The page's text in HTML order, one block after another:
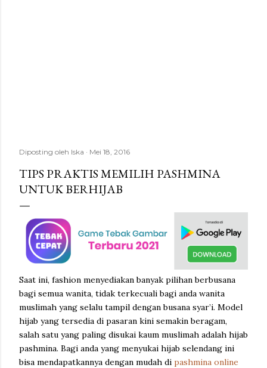
Diposting oleh Iska Mei 18, 2016
TIPS PRAKTIS MEMILIH PASHMINA
UNTUK BERHIJAB
Saat ini, fashion menyediakan banyak pilihan berbusana
bagi semua wanita, tidak terkecuali bagi anda wanita
muslimah yang selalu tampil dengan busana syar’i. Model
hijab yang tersedia di pasaran kini semakin beragam,
salah satu yang paling disukai kaum muslimah adalah hijab
pashmina. Bagi anda yang menyukai hijab selendang ini
bisa mendapatkannya dengan mudah di pashmina online